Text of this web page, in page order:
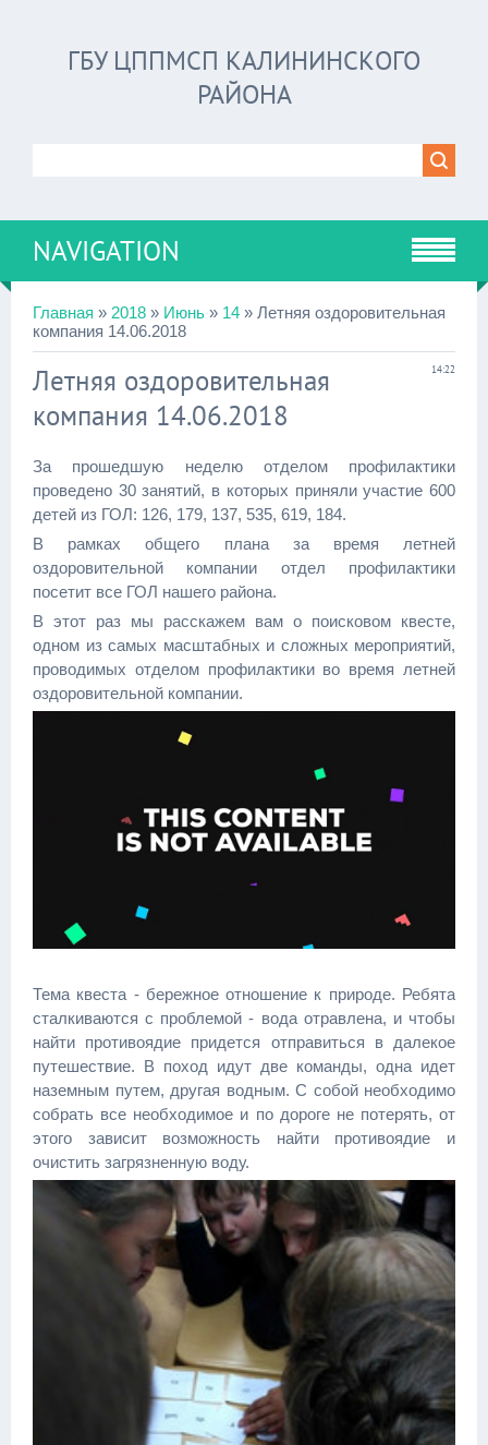
ГБУ ЦППМСП КАЛИНИНСКОГО
РАЙОНА
NAVIGATION
Главная » 2018 » Июнь » 14 » Летняя оздоровительная
компания 14.06.2018
14:22
Летняя оздоровительная
компания 14.06.2018
За прошедшую неделю отделом профилактики
проведено 30 занятий, в которых приняли участие 600
детей из ГОЛ: 126, 179, 137, 535, 619, 184.
В рамках общего плана за время летней
оздоровительной компании отдел профилактики
посетит все ГОЛ нашего района.
В этот раз мы расскажем вам о поисковом квесте,
одном из самых масштабных и сложных мероприятий,
проводимых отделом профилактики во время летней
оздоровительной компании.
Тема квеста - бережное отношение к природе. Ребята
сталкиваются с проблемой - вода отравлена, и чтобы
найти противоядие придется отправиться в далекое
путешествие. В поход идут две команды, одна идет
наземным путем, другая водным. С собой необходимо
собрать все необходимое и по дороге не потерять, от
этого зависит возможность найти противоядие и
очистить загрязненную воду.